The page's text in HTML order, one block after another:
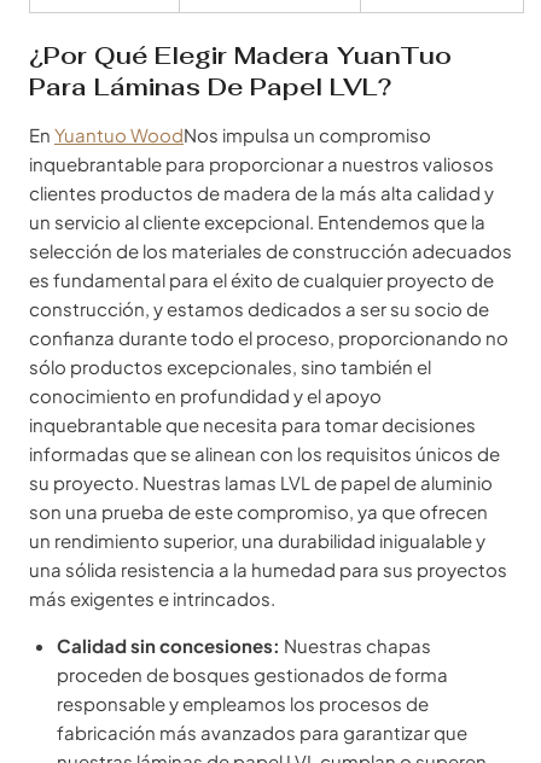
¿Por Qué Elegir Madera YuanTuo
Para Láminas De Papel LVL?
En Yuantuo WoodNos impulsa un compromiso
inquebrantable para proporcionar a nuestros valiosos
clientes productos de madera de la más alta calidad y
un servicio al cliente excepcional. Entendemos que la
selección de los materiales de construcción adecuados
es fundamental para el éxito de cualquier proyecto de
construcción, y estamos dedicados a ser su socio de
confianza durante todo el proceso, proporcionando no
sólo productos excepcionales, sino también el
conocimiento en profundidad y el apoyo
inquebrantable que necesita para tomar decisiones
informadas que se alinean con los requisitos únicos de
su proyecto. Nuestras lamas LVL de papel de aluminio
son una prueba de este compromiso, ya que ofrecen
un rendimiento superior, una durabilidad inigualable y
una sólida resistencia a la humedad para sus proyectos
más exigentes e intrincados.
Calidad sin concesiones: Nuestras chapas
proceden de bosques gestionados de forma
responsable y empleamos los procesos de
fabricación más avanzados para garantizar que